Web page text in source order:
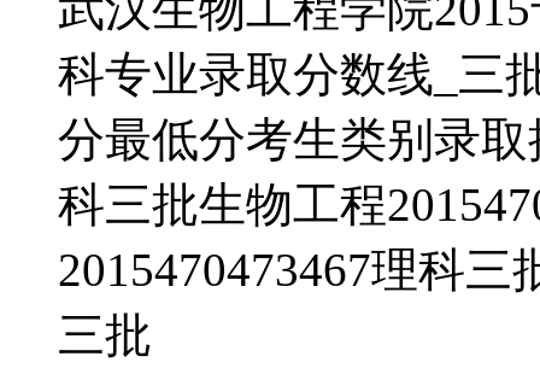
科专业录取分数线_三
分最低分考生类别录取
科三批生物工程
2015470473467理科三
三批